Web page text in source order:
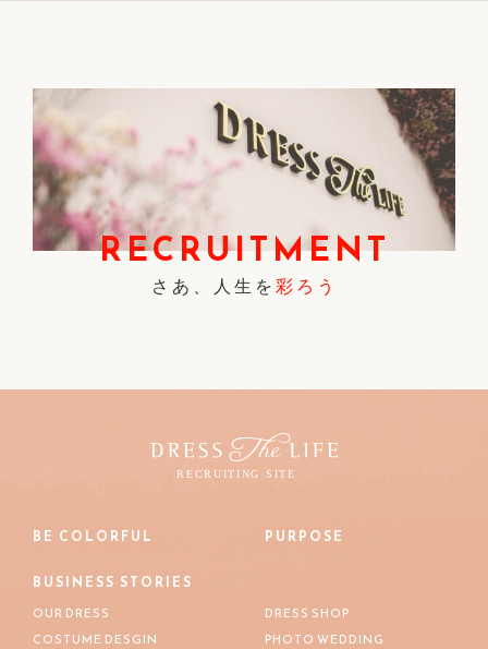
RECRUITMENT
さあ、人生を 彩ろう
BE COLORFUL PURPOSE
BUSINESS STORIES
OUR DRESS
DRESS SHOP
COSTUME DESGIN
PHOTO WEDDING